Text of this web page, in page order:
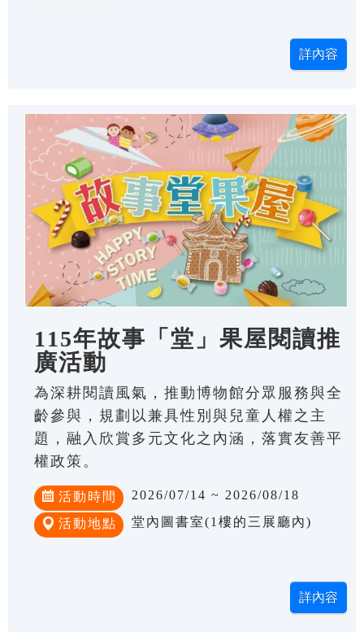
115年故事「堂」果屋閱讀推
廣活動
為深耕閱讀風氣，推動博物館分眾服務與全
齡參與，規劃以兼具性別與兒童人權之主
題，融入欣賞多元文化之內涵，落實友善平
權政策。
活動時間 2026/07/14 ~ 2026/08/18
活動地點 堂內圖書室(1樓的三展廳內)